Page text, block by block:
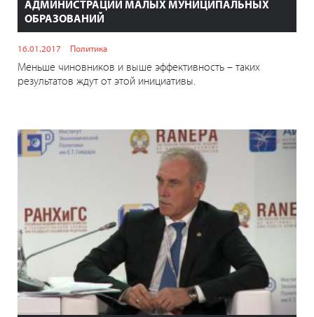
АДМИНИСТРАЦИИ МАЛЫХ МУНИЦИПАЛЬНЫХ
ОБРАЗОВАНИЙ
16.01.2017 Политика
Меньше чиновников и выше эффективность – таких
результатов ждут от этой инициативы.